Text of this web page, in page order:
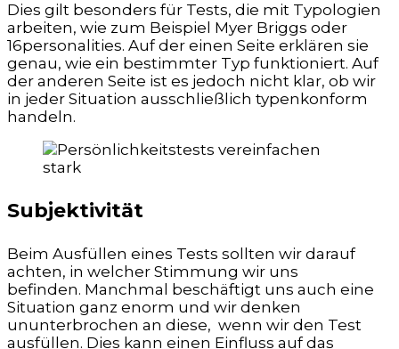
Dies gilt besonders für Tests, die mit Typologien
arbeiten, wie zum Beispiel Myer Briggs oder
16personalities. Auf der einen Seite erklären sie
genau, wie ein bestimmter Typ funktioniert. Auf
der anderen Seite ist es jedoch nicht klar, ob wir
in jeder Situation ausschließlich typenkonform
handeln.
Subjektivität
Beim Ausfüllen eines Tests sollten wir darauf
achten, in welcher Stimmung wir uns
befinden. Manchmal beschäftigt uns auch eine
Situation ganz enorm und wir denken
ununterbrochen an diese, wenn wir den Test
ausfüllen. Dies kann einen Einfluss auf das